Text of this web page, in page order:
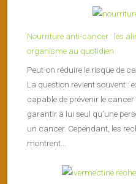
Nourriture anti-cancer : les
organisme au quotidien
Peut-on réduire le risque de
La question revient souvent :
capable de prévenir le
garantir à lui seul qu’une
un cancer. Cependant, les
montrent...